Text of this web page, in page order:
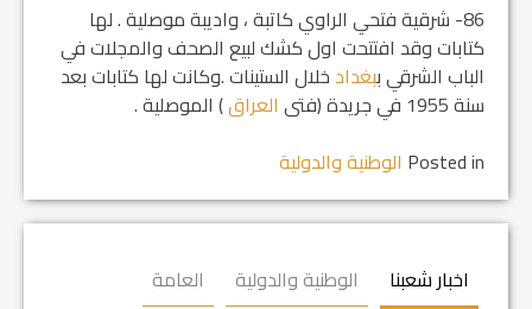
86- شرقية فتحي الراوي كاتبة ، واديبة موصلية . لها
كتابات وقد افتتحت اول كشك لبيع الصحف والمجلات في
الباب الشرقي ب‍بغداد خلال الستينات .وكانت لها كتابات بعد
سنة 1955 في جريدة (فتى
العراق) الموصلية .
Posted in الوطنية والدولية
اخبار شعبنا الوطنية والدولية العامة